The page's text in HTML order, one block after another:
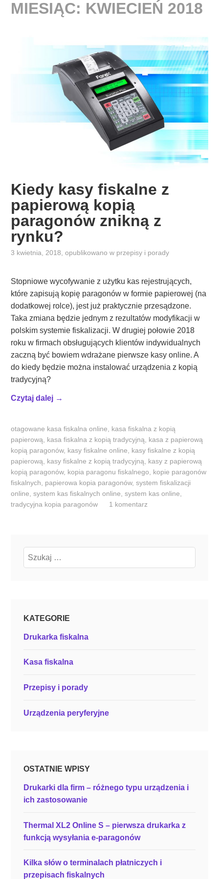
MIESIĄC: KWIECIEŃ 2018
Kiedy kasy fiskalne z
papierową kopią
paragonów znikną z
rynku?
3 kwietnia, 2018, opublikowano w przepisy i porady
Stopniowe wycofywanie z użytku kas rejestrujących,
które zapisują kopię paragonów w formie papierowej (na
dodatkowej rolce), jest już praktycznie przesądzone.
Taka zmiana będzie jednym z rezultatów modyfikacji w
polskim systemie fiskalizacji. W drugiej połowie 2018
roku w firmach obsługujących klientów indywidualnych
zaczną być bowiem wdrażane pierwsze kasy online. A
do kiedy będzie można instalować urządzenia z kopią
tradycyjną?
Czytaj dalej „
d
y
k
a
s
y
a
z
i
w
p
ą
p
r
a
o
n
→
otagowane kasa fiskalna online
kasa fiskalna z kopią
papierową
kasa fiskalna z kopią tradycyjną
kasa z papierową
kopią paragonów, kasy fiskalne online
kasy fiskalne z kopią
papierową
kasy fiskalne z kopią tradycyjną
kasy z papierową
kopią paragonów, kopia paragonu fiskalnego
kopie paragonów
fiskalnych
papierowa kopia paragonów,system fiskalizacji
online ,system kas fiskalnych online ,system kas online
tradycyjna kopia paragonów
1 komentarz
Szukaj:
KATEGORIE
Drukarka fiskalna
Kasa fiskalna
Przepisy i porady
Urządzenia peryferyjne
OSTATNIE WPISY
Drukarki dla firm – różnego typu urządzenia i
ich zastosowanie
Thermal XL2 Online S – pierwsza drukarka z
funkcją wysyłania e-paragonów
Kilka słów o terminalach płatniczych i
przepisach fiskalnych